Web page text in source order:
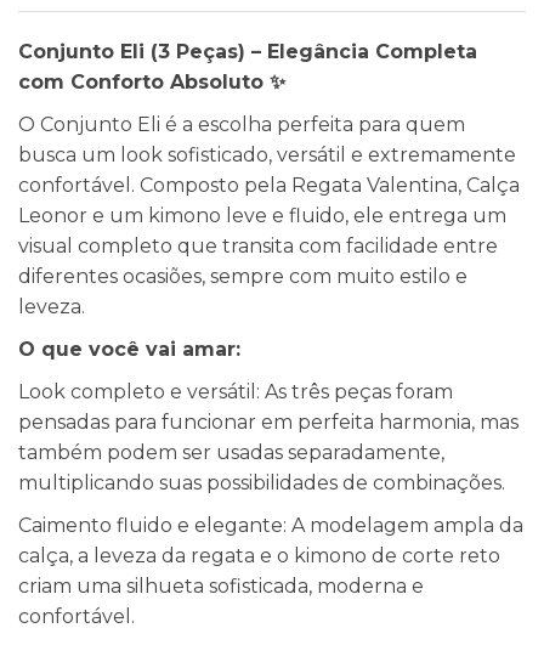
Conjunto Eli (3 Peças) – Elegância Completa
com Conforto Absoluto ✨
O Conjunto Eli é a escolha perfeita para quem
busca um look sofisticado, versátil e extremamente
confortável. Composto pela Regata Valentina, Calça
Leonor e um kimono leve e fluido, ele entrega um
visual completo que transita com facilidade entre
diferentes ocasiões, sempre com muito estilo e
leveza.
O que você vai amar:
Look completo e versátil: As três peças foram
pensadas para funcionar em perfeita harmonia, mas
também podem ser usadas separadamente,
multiplicando suas possibilidades de combinações.
Caimento fluido e elegante: A modelagem ampla da
calça, a leveza da regata e o kimono de corte reto
criam uma silhueta sofisticada, moderna e
confortável.